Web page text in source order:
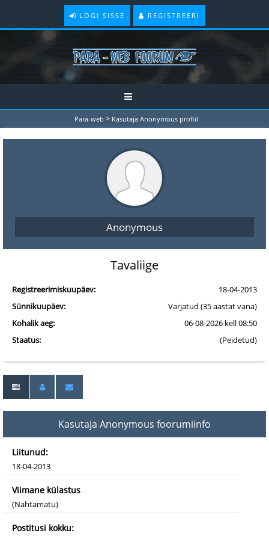
LOGI SISSE REGISTREERI
Para-web > Kasutaja Anonymous profiil
Anonymous
Tavaliige
Registreerimiskuupäev:
18-04-2013
Sünnikuupäev:
Varjatud (35 aastat vana)
Kohalik aeg:
06-08-2026 kell 08:50
Staatus:
(Peidetud)
Kasutaja Anonymous foorumiinfo
Liitunud:
18-04-2013
Viimane külastus
(Nähtamatu)
Postitusi kokku: